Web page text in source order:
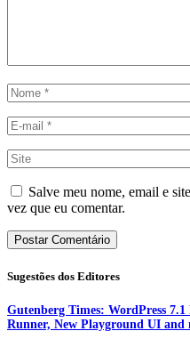
Salve meu nome, email e
vez que eu comentar.
Sugestões dos Editores
Gutenberg Times: WordPress
Runner, New Playground UI